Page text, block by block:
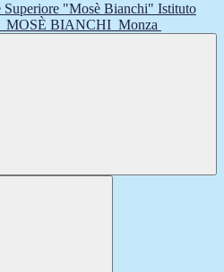
Istituto
MOSÈ BIANCHI Monza